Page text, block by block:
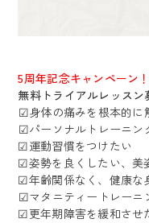
5周年記念キャンペーン
無料トライアルレッスン
︎︎︎︎☑︎︎︎︎︎︎︎身体の痛みを根本的に
︎︎︎︎☑︎︎︎︎︎︎︎パーソナルトレーニン
☑︎︎︎︎︎︎︎運動習慣をつけたい
☑︎︎︎︎︎︎︎姿勢を良くしたい、美
☑︎︎︎︎︎︎︎年齢関係なく、健康な
︎︎︎︎☑︎︎︎︎︎︎︎マタニティートレーニ
☑︎︎︎︎︎︎︎更年期障害を緩和させ